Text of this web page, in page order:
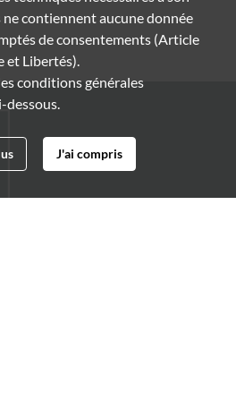
contiennent aucune donnée
de consentements (Article
et Libertés).
conditions générales
dessous.
J'ai compris